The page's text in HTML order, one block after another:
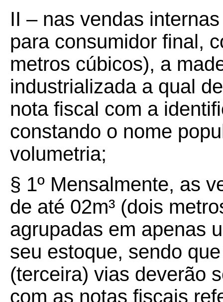
II – nas vendas
para consumidor final,
metros cúbicos), a
industrializada a qual
nota fiscal com a
constando o nome
volumetria;
§ 1º Mensalmente, as
de até 02m³ (dois
agrupadas em apenas
seu estoque, sendo
(terceira) vias deverão
com as notas fiscais